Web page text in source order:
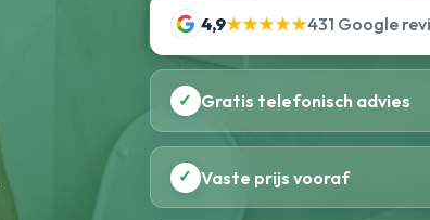
4,9★★★★★431 Google
✓ Gratis telefonisch advies
✓ Vaste prijs vooraf